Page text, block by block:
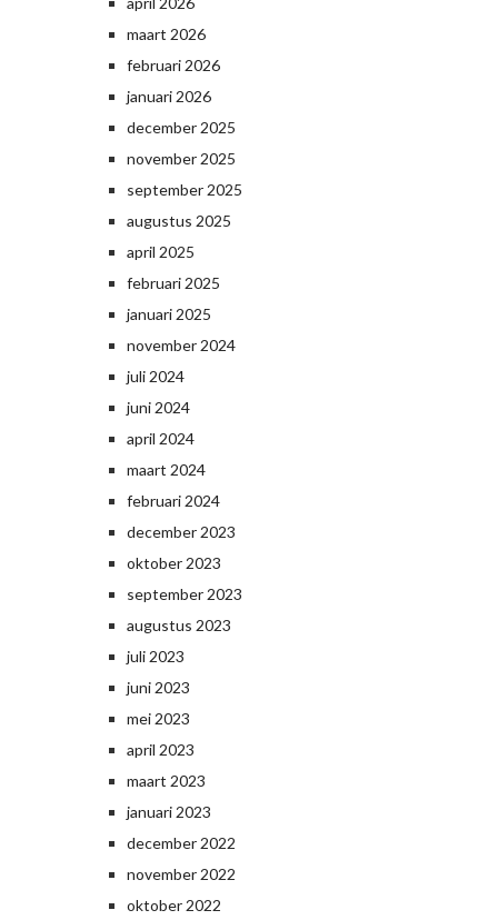
maart 2026
februari 2026
januari 2026
december 2025
november 2025
september 2025
augustus 2025
april 2025
februari 2025
januari 2025
november 2024
juli 2024
juni 2024
april 2024
maart 2024
februari 2024
december 2023
oktober 2023
september 2023
augustus 2023
juli 2023
juni 2023
mei 2023
april 2023
maart 2023
januari 2023
december 2022
november 2022
oktober 2022